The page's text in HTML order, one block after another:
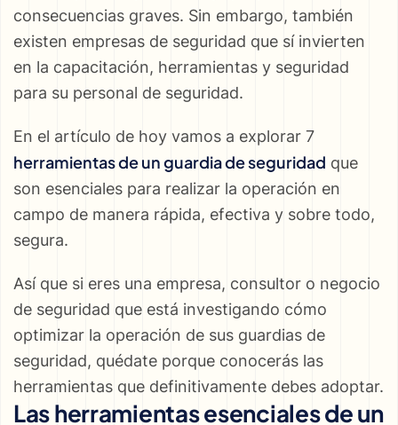
consecuencias graves. Sin embargo, también
existen empresas de seguridad que sí invierten
en la capacitación, herramientas y seguridad
para su personal de seguridad.
En el artículo de hoy vamos a explorar 7
herramientas de un guardia de seguridad que
son esenciales para realizar la operación en
campo de manera rápida, efectiva y sobre todo,
segura.
Así que si eres una empresa, consultor o negocio
de seguridad que está investigando cómo
optimizar la operación de sus guardias de
seguridad, quédate porque conocerás las
herramientas que definitivamente debes adoptar.
Las herramientas esenciales de un